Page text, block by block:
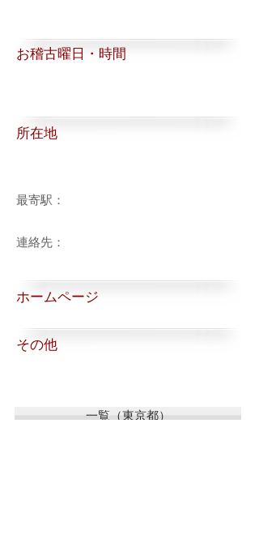
お稽古曜日・時間
所在地
最寄駅：
連絡先：
ホームページ
その他
一覧（東京都）